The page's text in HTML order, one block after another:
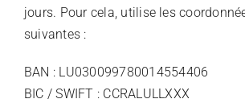
jours. Pour cela, utilise les
suivantes :
BAN : LU030099780014554406
BIC / SWIFT : CCRALULLXXX